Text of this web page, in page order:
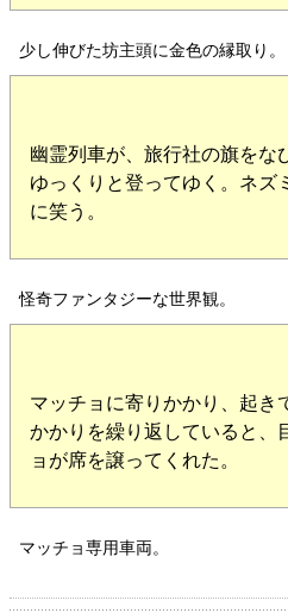
少し伸びた坊主頭に金色の縁取り。
幽霊列車が、旅行社の旗をな
ゆっくりと登ってゆく。ネズ
に笑う。
怪奇ファンタジーな世界観。
マッチョに寄りかかり、起き
かかりを繰り返していると、
ョが席を譲ってくれた。
マッチョ専用車両。